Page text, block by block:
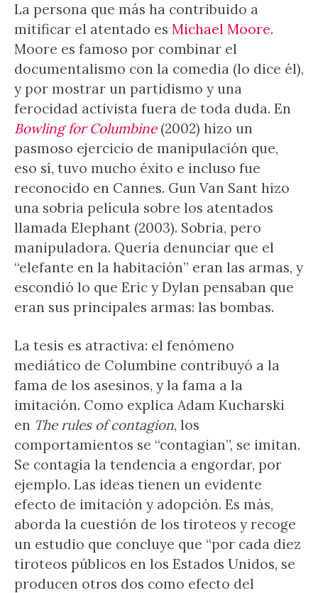
La persona que más ha contribuido a
mitificar el atentado es Michael Moore.
Moore es famoso por combinar el
documentalismo con la comedia (lo dice él),
y por mostrar un partidismo y una
ferocidad activista fuera de toda duda. En
Bowling for Columbine(2002) hizo un
pasmoso ejercicio de manipulación que,
eso sí, tuvo mucho éxito e incluso fue
reconocido en Cannes. Gun Van Sant hizo
una sobria película sobre los atentados
llamada Elephant (2003). Sobria, pero
manipuladora. Quería denunciar que el
“elefante en la habitación” eran las armas, y
escondió lo que Eric y Dylan pensaban que
eran sus principales armas: las bombas.
La tesis es atractiva: el fenómeno
mediático de Columbine contribuyó a la
fama de los asesinos, y la fama a la
imitación. Como explica Adam Kucharski
en The rules of contagion, los
comportamientos se “contagian”, se imitan.
Se contagia la tendencia a engordar, por
ejemplo. Las ideas tienen un evidente
efecto de imitación y adopción. Es más,
aborda la cuestión de los tiroteos y recoge
un estudio que concluye que “por cada diez
tiroteos públicos en los Estados Unidos, se
producen otros dos como efecto del